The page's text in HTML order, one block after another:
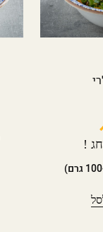
!